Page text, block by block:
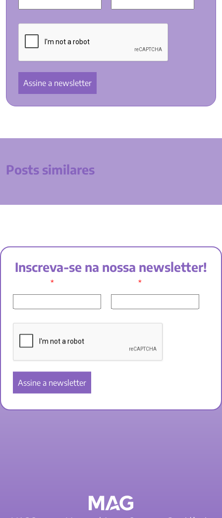
Posts similares
Inscreva-se na nossa newsletter!
* *